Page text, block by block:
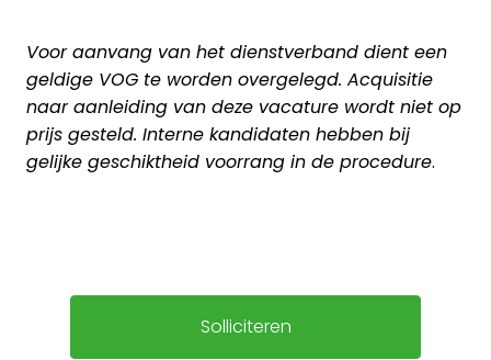
Voor aanvang van het dienstverband dient een
geldige VOG te worden overgelegd. Acquisitie
naar aanleiding van deze vacature wordt niet op
prijs gesteld. Interne kandidaten hebben bij
gelijke geschiktheid voorrang in de procedure.
Solliciteren